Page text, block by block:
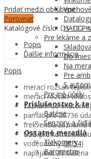
HACCP
Pre lekárne a
Do
Na
Pre
S
Pre iné účely
Príslušenstvo k
Batérie
Senzory a čidlá
Ostatné meradlá
Tlakomery
Barometre
Pridať medzi obľúbené
Porovnať
Katalógové číslo: DS-102
Popis
Ďalšie informácie
Popis
merací rozsah
merací rozsah
záznam do
pamäť pre 20736
frekvencia záznamu
USB pre
vodeodolný (IP 54)
napájanie 3V